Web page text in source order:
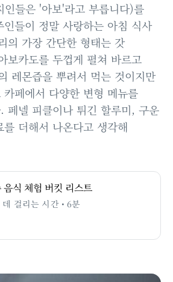
인들은 '아보'라고 부릅니다)를
들이 정말 사랑하는 아침 식사
의 가장 간단한 형태는 갓
보카도를 두껍게 펼쳐 바르고
레몬즙을 뿌려서 먹는 것이지만
페에서 다양한 변형 메뉴를
페넬 피클이나 튀긴 할루미, 구운
더해서 나온다고 생각해
음식 체험 버킷 리스트
데 걸리는 시간 • 6분